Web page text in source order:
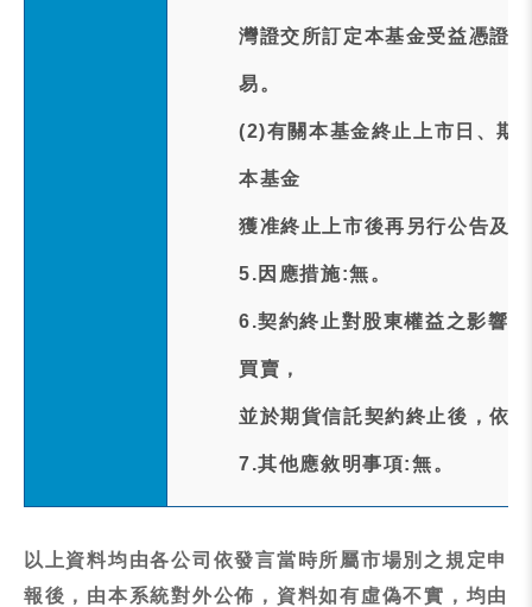
灣證交所訂定本基金受益憑證
易。
(2)有關本基金終止上市日、期
本基金
獲准終止上市後再另行公告及
5.因應措施:無。
6.契約終止對股東權益之影響:
買賣，
並於期貨信託契約終止後，依
7.其他應敘明事項:無。
以上資料均由各公司依發言當時所屬市場別之規定申
報後，由本系統對外公佈，資料如有虛偽不實，均由